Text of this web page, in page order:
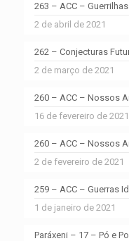
263 – ACC – Guerrilhas
2 de abril de 2021
262 – Conjecturas
2 de março de 2021
260 – ACC – Nossos
16 de fevereiro de 2021
260 – ACC – Nossos
2 de fevereiro de 2021
259 – ACC – Guerras
1 de janeiro de 2021
Paráxeni – 17 – Pó e